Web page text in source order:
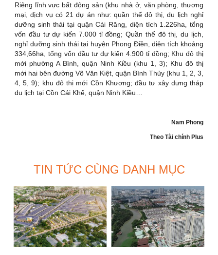
Riêng lĩnh vực bất động sản (khu nhà ở, văn phòng, thương
mại, dịch vụ có 21 dự án như: quần thể đô thị, du lịch nghỉ
dưỡng sinh thái tại quận Cái Răng, diện tích 1.226ha, tổng
vốn đầu tư dự kiến 7.000 tỉ đồng; Quần thể đô thị, du lịch,
nghỉ dưỡng sinh thái tại huyện Phong Điền, diện tích khoảng
334,66ha, tổng vốn đầu tư dự kiến 4.900 tỉ đồng; Khu đô thị
mới phường A Bình, quận Ninh Kiều (khu 1, 3); Khu đô thị
mới hai bên đường Võ Văn Kiệt, quận Bình Thủy (khu 1, 2, 3,
4, 5, 9); khu đô thị mới Cồn Khương; đầu tư xây dựng tháp
du lịch tại Cồn Cái Khế, quận Ninh Kiều…
Nam Phong
Theo Tài chính Plus
TIN TỨC CÙNG DANH MỤC